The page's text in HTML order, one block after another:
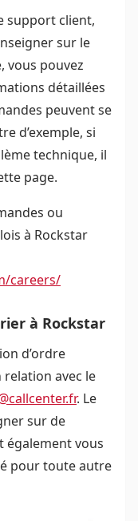
support client,
sur le
vous pouvez
détaillées
peuvent se
d’exemple, si
technique, il
page.
ou
à Rockstar
careers/
à Rockstar
d’ordre
avec le
. Le
sur de
également vous
pour toute autre